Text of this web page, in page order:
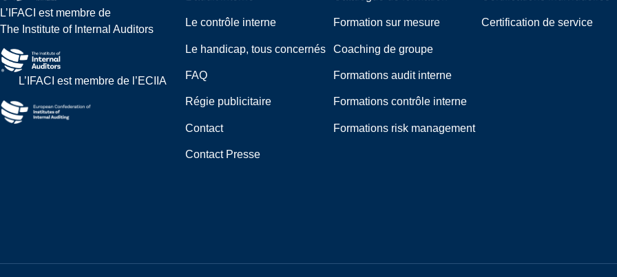
L’IFACI est membre de
The Institute of Internal Auditors
L’IFACI est membre de l’ECIIA
Le contrôle interne
Le handicap, tous concernés
FAQ
Régie publicitaire
Contact
Contact Presse
Formation sur mesure
Coaching de groupe
Formations audit interne
Formations contrôle interne
Formations risk management
Certification de service